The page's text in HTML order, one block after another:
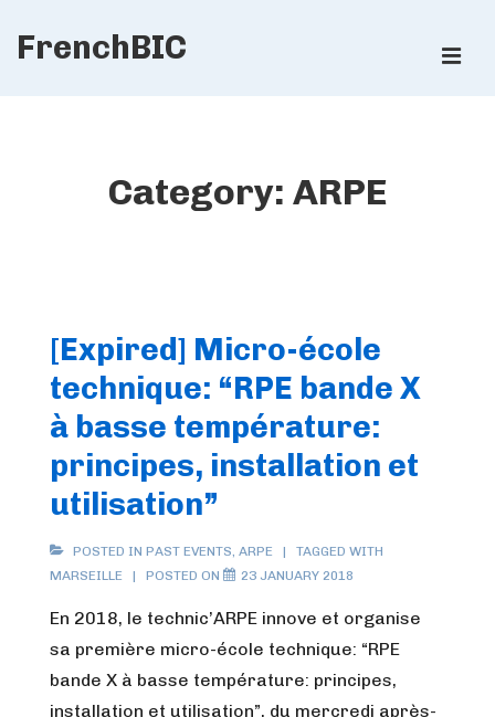
SkipFrenchBIC
Category: ARPE
[Expired] Micro-école
technique: “RPE bande X
à basse température:
principes, installation et
utilisation”
POSTED IN PAST EVENTS, ARPE
TAGGED WITH
MARSEILLE
POSTED ON 23 JANUARY 2018
En 2018, le technic’ARPE innove et organise
sa première micro-école technique: “RPE
bande X à basse température: principes,
installation et utilisation”, du mercredi après-